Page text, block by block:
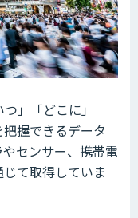
」「どこに」
把握できるデータ
センサー、携帯電
て取得していま